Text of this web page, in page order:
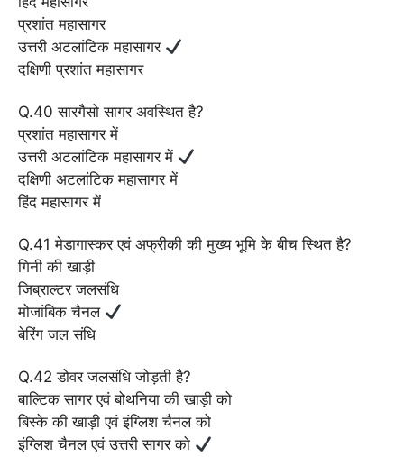
प्रशांत महासागर
उत्तरी अटलांटिक महासागर
दक्षिणी प्रशांत महासागर
Q.40 सारगैसो सागर अवस्थित है?
प्रशांत महासागर में
उत्तरी अटलांटिक महासागर में
दक्षिणी अटलांटिक महासागर में
हिंद महासागर में
Q.41 मेडागास्कर एवं अफ्रीकी की मुख्य भूमि के बीच स्थित है?
गिनी की खाड़ी
जिब्राल्टर जलसंधि
मोजांबिक चैनल
बेरिंग जल संधि
Q.42 डोवर जलसंधि जोड़ती है?
बाल्टिक सागर एवं बोथनिया की खाड़ी को
बिस्के की खाड़ी एवं इंग्लिश चैनल को
इंग्लिश चैनल एवं उत्तरी सागर को